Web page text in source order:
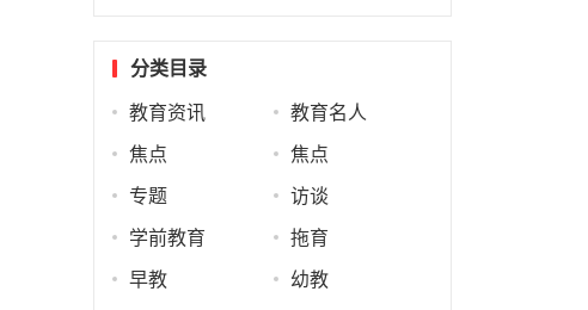
分类目录
教育资讯 教育名人
焦点 焦点
专题 访谈
学前教育 拖育
早教 幼教